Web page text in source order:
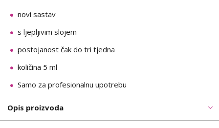
novi sastav
s ljepljivim slojem
postojanost čak do tri tjedna
količina 5 ml
Samo za profesionalnu upotrebu
Opis proizvoda